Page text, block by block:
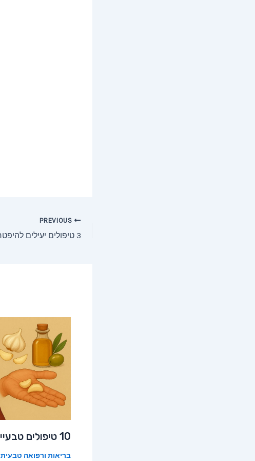
Post
navigation
10 טיפולים טבעיים לכאבי אוזניים
בריאות ורפואה טבעית